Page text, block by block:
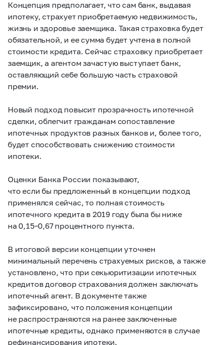
Концепция предполагает, что сам банк, выдавая
ипотеку, страхует приобретаемую недвижимость,
жизнь и здоровье заемщика. Такая страховка будет
обязательной, и ее сумма будет учтена в полной
стоимости кредита. Сейчас страховку приобретает
заемщик, а агентом зачастую выступает банк,
оставляющий себе большую часть страховой
премии.
Новый подход повысит прозрачность ипотечной
сделки, облегчит гражданам сопоставление
ипотечных продуктов разных банков и, более того,
будет способствовать снижению стоимости
ипотеки.
Оценки Банка России показывают,
что если бы предложенный в концепции подход
применялся сейчас, то полная стоимость
ипотечного кредита в 2019 году была бы ниже
на0,15–0,67процентного пункта.
В итоговой версии концепции уточнен
минимальный перечень страхуемых рисков, а также
установлено, что при секьюритизации ипотечных
кредитов договор страхования должен заключать
ипотечный агент. В документе также
зафиксировано, что положения концепции
не распространяются на ранее заключенные
ипотечные кредиты, однако применяются в случае
рефинансирования ипотеки.